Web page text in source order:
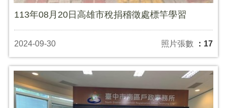
113年08月20日高雄市稅捐稽徵處標竿學習
2024-09-30 照片張數 ：17